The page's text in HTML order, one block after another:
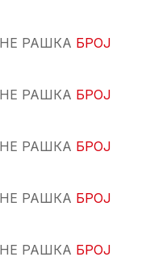
РАШКА БРОЈ
РАШКА БРОЈ
РАШКА БРОЈ
РАШКА БРОЈ
РАШКА БРОЈ